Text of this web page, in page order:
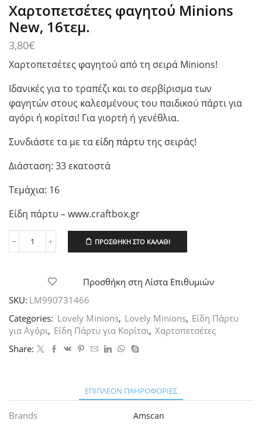
Χαρτοπετσέτες φαγητού Minions
New, 16τεμ.
3,80€
Χαρτοπετσέτες φαγητού από τη σειρά Minions!
Ιδανικές για το τραπέζι και το σερβίρισμα των
φαγητών στους καλεσμένους του παιδικού πάρτι για
αγόρι ή κορίτσι! Για γιορτή ή γενέθλια.
Συνδιάστε τα με ταείδη πάρτυ της σειράς!
Διάσταση: 33 εκατοστά
Τεμάχια: 16
Είδη πάρτυ – www.craftbox.gr
Χαρτοπετσέτες
New,
ποσότητα
ΠΡΟΣΘΉΚΗ ΣΤΟ ΚΑΛΆΘΙ
Προσθήκη στη Λίστα Επιθυμιών
SKU: LΜ990731466
Categories: Lovely Minions, Lovely Minions, Είδη Πάρτυ
για Αγόρι, Είδη Πάρτυ για Κορίτσι, Χαρτοπετσέτες
Share:
ΕΠΙΠΛΈΟΝ ΠΛΗΡΟΦΟΡΊΕΣ
Brands Amscan